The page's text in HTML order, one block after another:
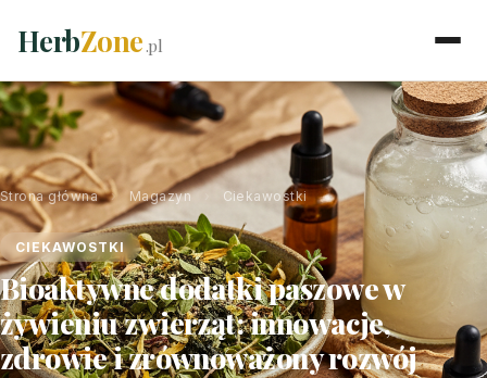
HerbZone.pl
Strona główna › Magazyn Ciekawostki
CIEKAWOSTKI
Bioaktywne dodatki paszowe w
żywieniu zwierząt: innowacje,
zdrowie i zrównoważony rozwój